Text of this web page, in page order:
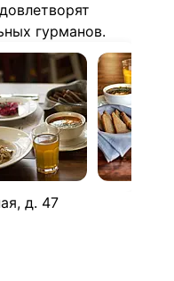
гурманов.
д. 47